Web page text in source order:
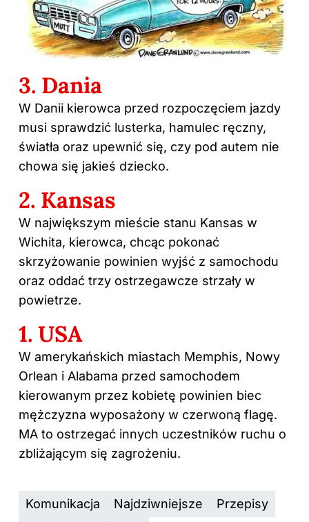
3. Dania
W Danii kierowca przed rozpoczęciem jazdy
musi sprawdzić lusterka, hamulec ręczny,
światła oraz upewnić się, czy pod autem nie
chowa się jakieś dziecko.
2. Kansas
W największym mieście stanu Kansas w
Wichita, kierowca, chcąc pokonać
skrzyżowanie powinien wyjść z samochodu
oraz oddać trzy ostrzegawcze strzały w
powietrze.
1. USA
W amerykańskich miastach Memphis, Nowy
Orlean i Alabama przed samochodem
kierowanym przez kobietę powinien biec
mężczyzna wyposażony w czerwoną flagę.
MA to ostrzegać innych uczestników ruchu o
zbliżającym się zagrożeniu.
Komunikacja Najdziwniejsze
Przepisy